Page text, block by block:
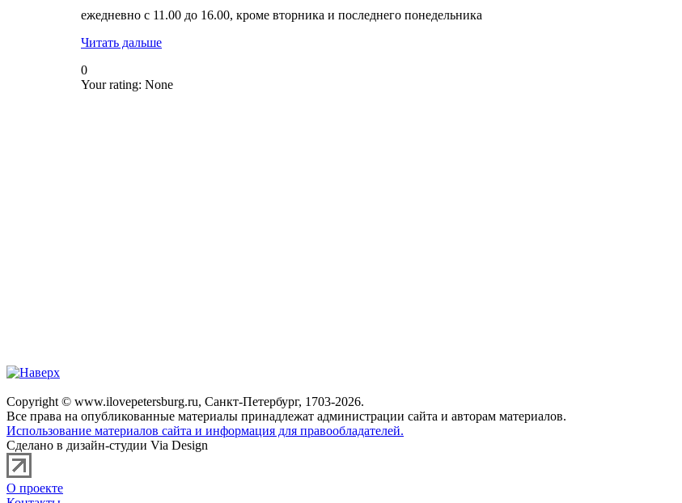
ежедневно с 11.00 до 16.00, кроме вторника и последнего понедельника
Читать дальше
0
Your rating: None
Copyright © www.ilovepetersburg.ru, Санкт-Петербург, 1703-2026.
Все права на опубликованные материалы принадлежат администрации сайта и авторам материалов.
Использование материалов сайта и информация для правообладателей.
Сделано в дизайн-студии Via Design
О проекте